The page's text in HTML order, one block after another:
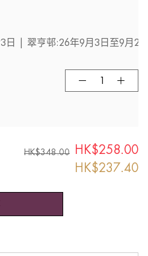
HK$348.00 HK$258.00
HK$237.40